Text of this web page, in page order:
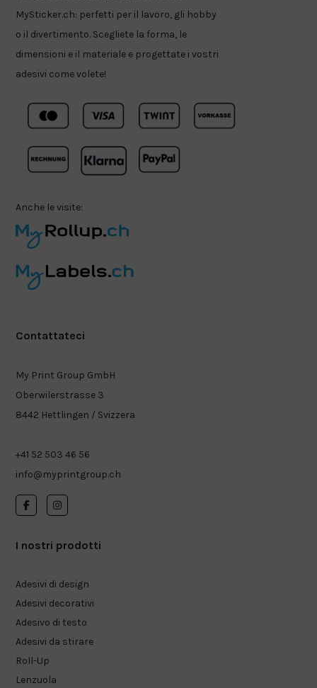
MySticker.ch: perfetti per il lavoro, gli hobby
o il divertimento. Scegliete la forma, le
dimensioni e il materiale e progettate i vostri
adesivi come volete!
Anche le visite:
Contattateci
My Print Group GmbH
Oberwilerstrasse 3
8442 Hettlingen / Svizzera
+41 52 503 46 56
info@myprintgroup.ch
I nostri prodotti
Adesivi di design
Adesivi decorativi
Adesivo di testo
Adesivi da stirare
Roll-Up
Lenzuola